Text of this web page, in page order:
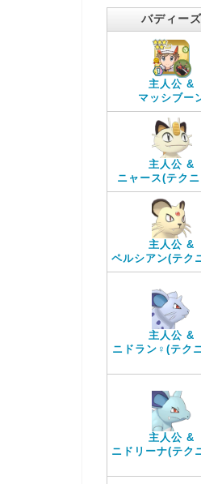
バディーズ
主人公 &
マッシブー
主人公 &
ニャース(テク
主人公 &
ペルシアン(テク
主人公 &
ニドラン♀(テク
主人公 &
ニドリーナ(テク